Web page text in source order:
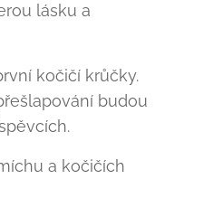
lásku a
kočičí krůčky.
budou
a kočičích